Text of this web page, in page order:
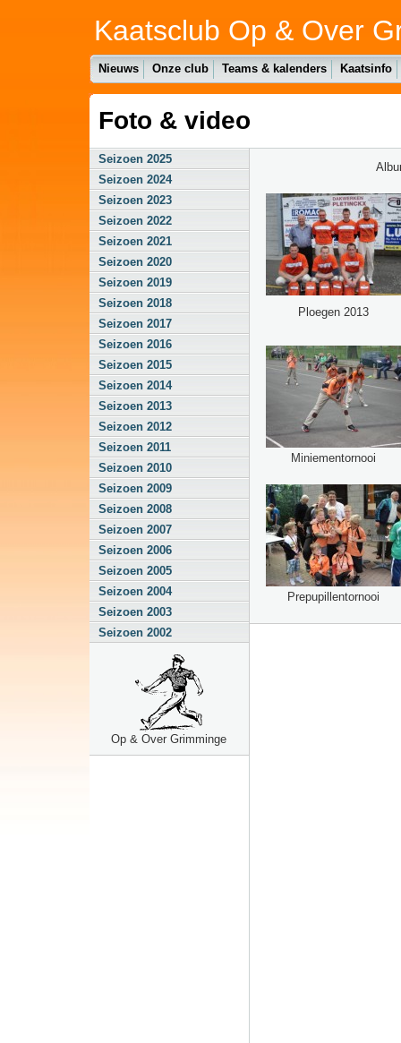
Kaatsclub Op & Over
Nieuws Onze club Teams & kalenders Kaatsinfo
Foto & video
Seizoen 2025
Seizoen 2024
Seizoen 2023
Seizoen 2022
Seizoen 2021
Seizoen 2020
Seizoen 2019
Seizoen 2018
Seizoen 2017
Seizoen 2016
Seizoen 2015
Seizoen 2014
Seizoen 2013
Seizoen 2012
Seizoen 2011
Seizoen 2010
Seizoen 2009
Seizoen 2008
Seizoen 2007
Seizoen 2006
Seizoen 2005
Seizoen 2004
Seizoen 2003
Seizoen 2002
Op & Over Grimminge
Ploegen 2013
Miniementornooi
Prepupillentornooi